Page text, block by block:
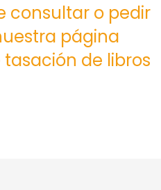
consultar o pedir
página
de libros